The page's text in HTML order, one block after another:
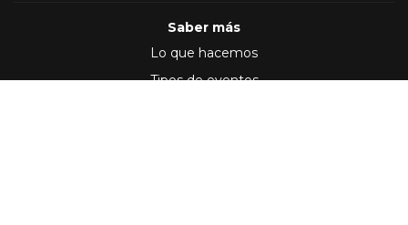
Saber más
Lo que hacemos
Tipos de eventos